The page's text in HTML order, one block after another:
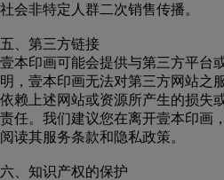
社会非特定人群二次销售传播。
五、第三方链接
壹本印画可能会提供与第三方平台
明，壹本印画无法对第三方网站之
依赖上述网站或资源所产生的损失
责任。我们建议您在离开壹本印画
阅读其服务条款和隐私政策。
六、知识产权的保护